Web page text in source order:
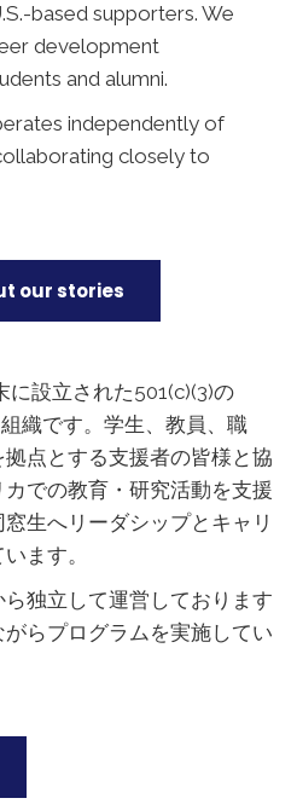
based supporters. We
development
and alumni.
independently of
closely to
our stories
設立された501(c)(3)の
織です。学生、教員、職
点とする支援者の皆様と協
での教育・研究活動を支援
生へリーダシップとキャリ
ます。
独立して運営しております
らプログラムを実施してい